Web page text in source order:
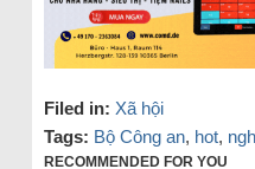
Filed in: Xã hội
Tags: Bộ Công an, hot,
RECOMMENDED FOR YOU